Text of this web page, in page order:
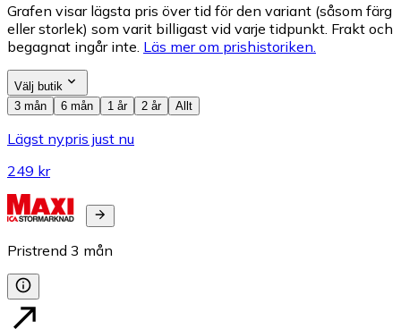
Grafen visar lägsta pris över tid för den variant (såsom färg
eller storlek) som varit billigast vid varje tidpunkt. Frakt och
begagnat ingår inte. Läs mer om prishistoriken.
Välj butik
3 mån
6 mån 1 år 2 år Allt
Lägst nypris just nu
249 kr
Pristrend 3 mån